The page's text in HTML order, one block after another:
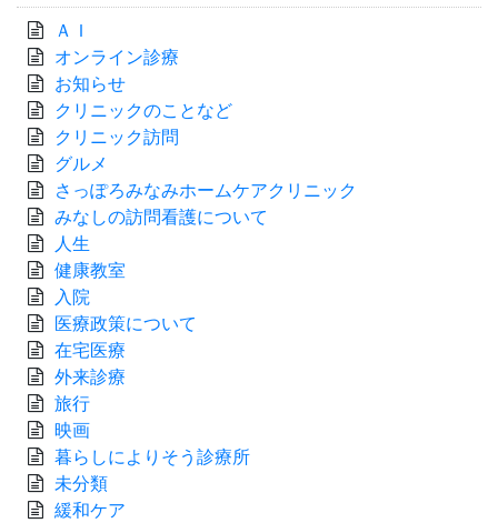
ＡＩ
オンライン診療
お知らせ
クリニックのことなど
クリニック訪問
グルメ
さっぽろみなみホームケアクリニック
みなしの訪問看護について
人生
健康教室
入院
医療政策について
在宅医療
外来診療
旅行
映画
暮らしによりそう診療所
未分類
緩和ケア